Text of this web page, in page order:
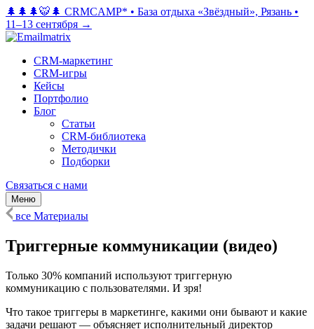
🌲🌲🌲🐯🌲 CRMCAMP* • База отдыха «Звёздный», Рязань •
11–13 сентября →
CRM-маркетинг
CRM-игры
Кейсы
Портфолио
Блог
Статьи
CRM-библиотека
Методички
Подборки
Связаться с нами
Меню
все Материалы
Триггерные коммуникации (видео)
Только 30% компаний используют триггерную
коммуникацию с пользователями. И зря!
Что такое триггеры в маркетинге, какими они бывают и какие
задачи решают — объясняет исполнительный директор